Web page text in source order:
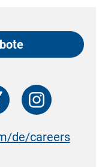
de/careers